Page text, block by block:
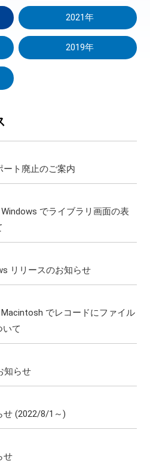
2021年
2019年
ート廃止のご案内
Windows でライブラリ画面の表
リリースのお知らせ
Macintosh でレコードにファイル
いて
知らせ
せ (2022/8/1～)
せ